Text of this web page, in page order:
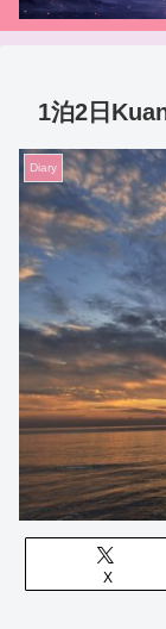
1泊2日
Diary
X